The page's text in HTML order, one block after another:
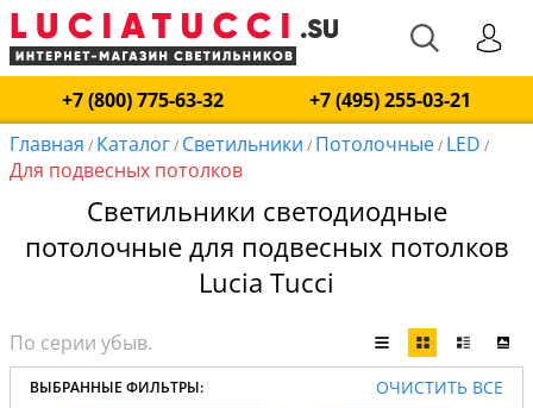
+7 (800) 775-63-32
+7 (495) 255-03-21
Главная / Каталог/ Светильники / Потолочные/ LED /
Для подвесных потолков
Светильники светодиодные
потолочные для подвесных потолков
Lucia Tucci
ВЫБРАННЫЕ ФИЛЬТРЫ: ОЧИСТИТЬ ВСЕ